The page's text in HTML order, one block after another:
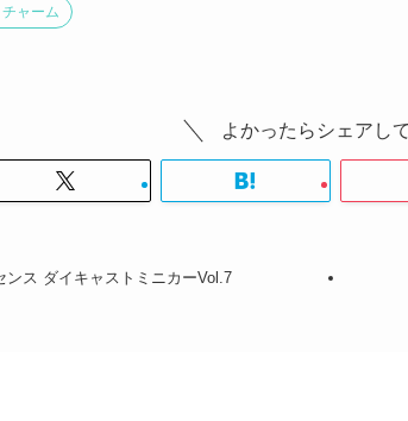
ャーム
よかったらシェアし
ンス ダイキャストミニカーVol.7